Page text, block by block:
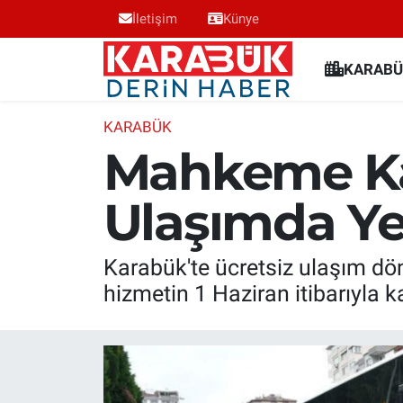
İletişim Künye
KARABÜK
Mahkeme
Ulaşımda
Karabük'te ücretsiz ulaşım
hizmetin 1 Haziran itibarıyla
Karabük Nöbetçi Eczaneler
Karabük Hava Durumu
Karabük Trafik Yoğunluk Haritası
Süper Lig Puan Durumu ve Fikstür
Son Dakika Haberleri
Haber Arşivi